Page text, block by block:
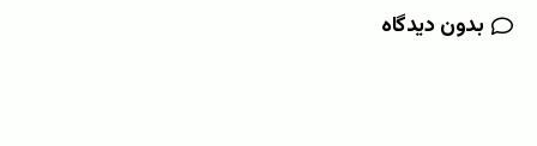
بدون دیدگاه